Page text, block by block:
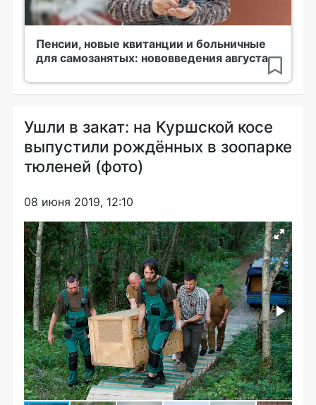
Пенсии, новые квитанции и больничные
для самозанятых: нововведения августа
Ушли в закат: на Куршской косе
выпустили рождённых в зоопарке
тюленей (фото)
08 июня 2019, 12:10